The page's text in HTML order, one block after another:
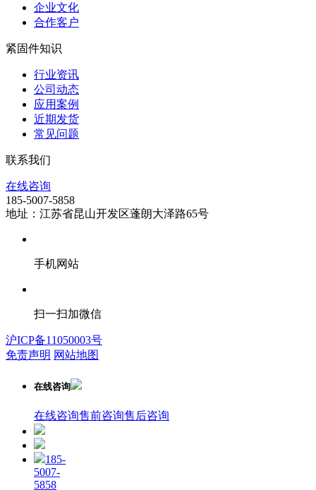
企业文化
合作客户
紧固件知识
行业资讯
公司动态
应用案例
近期发货
常见问题
联系我们
在线咨询
185-5007-5858
地址：江苏省昆山开发区蓬朗大泽路65号
手机网站
扫一扫加微信
沪ICP备11050003号
免责声明 网站地图
在线咨询
在线咨询售前咨询售后咨询
185-
5007-
5858